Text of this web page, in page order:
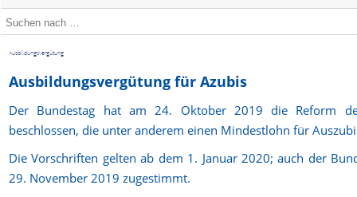
Ausbildungsvergütung
Ausbildungsvergütung für Azubis
Der Bundestag hat am 24. Oktober 2019 die Reform
beschlossen, die unter anderem einen Mindestlohn für
Die Vorschriften gelten ab dem 1. Januar 2020; auch der
29. November 2019 zugestimmt.